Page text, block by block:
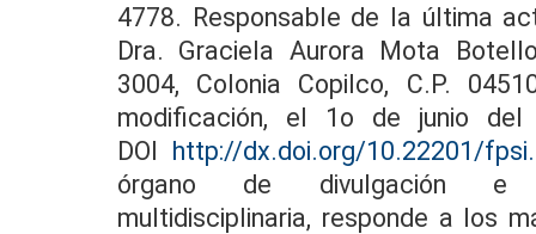
4778. Responsable de la última
Dra. Graciela Aurora Mota
3004, Colonia Copilco, C.P.
modificación, el 1o de junio del
DOI http://dx.doi.org/10.22201/
órgano de divulgación e
multidisciplinaria, responde a los